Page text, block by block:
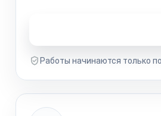
Работы начинаются только